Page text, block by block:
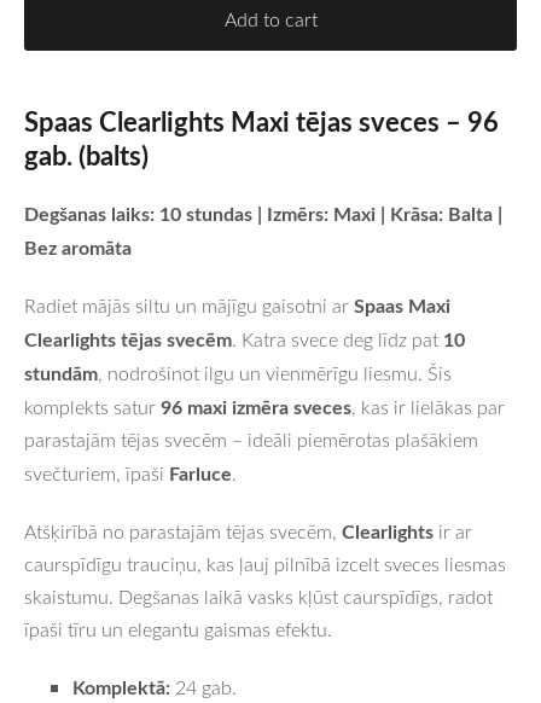
Add to cart
Spaas Clearlights Maxi tējas sveces – 96
gab. (balts)
Degšanas laiks: 10 stundas | Izmērs: Maxi | Krāsa: Balta |
Bez aromāta
Radiet mājās siltu un mājīgu gaisotni arSpaas Maxi
Clearlights tējas svecēm. Katra svece deg līdz pat 10
stundām, nodrošinot ilgu un vienmērīgu liesmu. Šis
komplekts satur96 maxi izmēra sveces, kas ir lielākas par
parastajām tējas svecēm – ideāli piemērotas plašākiem
svečturiem, īpaši Farluce.
Atšķirībā no parastajām tējas svecēm, Clearlights ir ar
caurspīdīgu trauciņu, kas ļauj pilnībā izcelt sveces liesmas
skaistumu. Degšanas laikā vasks kļūst caurspīdīgs, radot
īpaši tīru un elegantu gaismas efektu.
Komplektā: 24 gab.